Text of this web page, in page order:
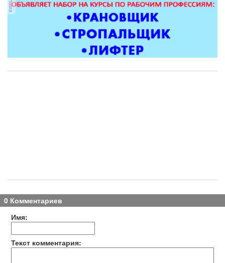
0 Комментариев
Имя:
Текст комментария: